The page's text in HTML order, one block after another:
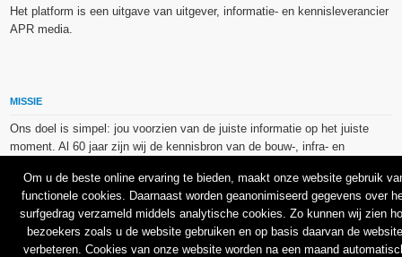
Het platform is een uitgave van uitgever, informatie- en kennisleverancier
APR media.
MISSIE
Ons doel is simpel: jou voorzien van de juiste informatie op het juiste
moment. Al 60 jaar zijn wij de kennisbron van de bouw-, infra- en
De op dit platform gebruikte afbeeldingen, illustraties en foto’s zijn ofwel
vrij van rechten verkregen via de bron van het betreffende bericht, of
binnen de aan APR media (groep) of BU media verschafte licentie(s) en
de daarmee verkregen rechten aangekocht bij Shutterstock en/of 123RF.
Om u de beste online ervaring te bieden, maakt onze website gebruik
functionele cookies. Daarnaast worden geanonimiseerd gegevens over
surfgedrag verzameld middels analytische cookies. Zo kunnen wij zien
bezoekers zoals u de website gebruiken en op basis daarvan de website
verbeteren. Cookies van onze website worden na een maand